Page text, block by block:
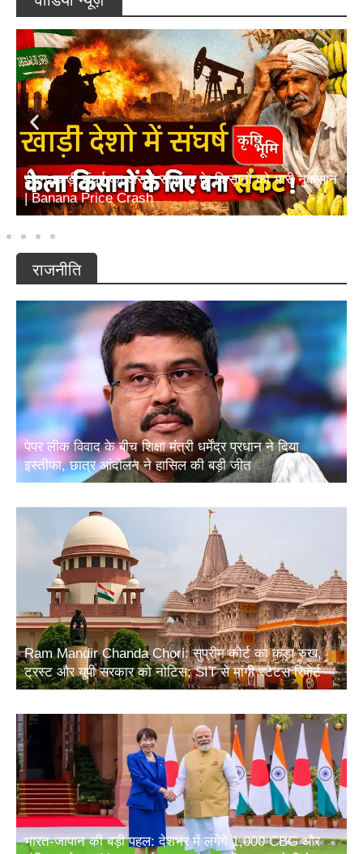
ईरान-खाड़ी संघर्ष का असर! सोलापुर के किसानों को भारी नुकसान
| Banana Price Crash
राजनीति
पेपर लीक विवाद के बीच शिक्षा मंत्री धर्मेंद्र प्रधान ने दिया
इस्तीफा, छात्र आंदोलन ने हासिल की बड़ी जीत
Ram Mandir Chanda Chori: सुप्रीम कोर्ट का कड़ा रुख,
ट्रस्ट और यूपी सरकार को नोटिस; SIT से मांगी स्टेटस रिपोर्ट
भारत-जापान की बड़ी पहल: देशभर में लगेंगे 1,000 CBG और
जैविक उर्वरक संयंत्र, ऊर्जा सुरक्षा और ग्रामीण आय को मिलेगा